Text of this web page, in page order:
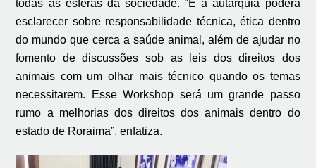
todas as esferas da sociedade. “E a autarquia poderá
esclarecer sobre responsabilidade técnica, ética dentro
do mundo que cerca a saúde animal, além de ajudar no
fomento de discussões sob as leis dos direitos dos
animais com um olhar mais técnico quando os temas
necessitarem. Esse Workshop será um grande passo
rumo a melhorias dos direitos dos animais dentro do
estado de Roraima”, enfatiza.